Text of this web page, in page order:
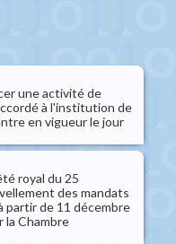
une activité de
à l'institution de
en vigueur le jour
royal du 25
des mandats
partir de 11 décembre
la Chambre